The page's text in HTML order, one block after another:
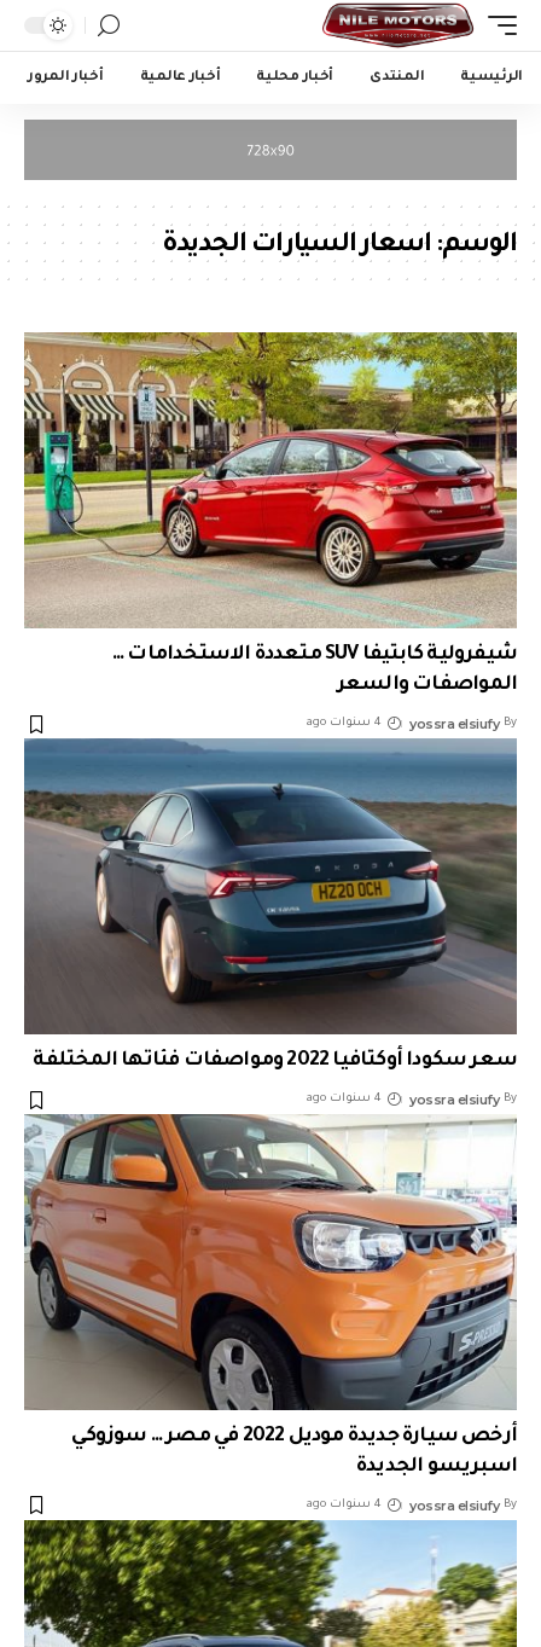
الرئيسية المنتدى أخبار محلية أخبار عالمية أخبار المرور
الوسم: اسعار السيارات الجديدة
شيفرولية كابتيفا SUV متعددة الاستخدامات …
المواصفات والسعر
By
yossra elsiufy 4 سنوات ago
سعر سكودا أوكتافيا 2022 ومواصفات فئاتها المختلفة
By
yossra elsiufy 4 سنوات ago
أرخص سيارة جديدة موديل 2022 في مصر … سوزوكي
اسبريسو الجديدة
By
yossra elsiufy 4 سنوات ago